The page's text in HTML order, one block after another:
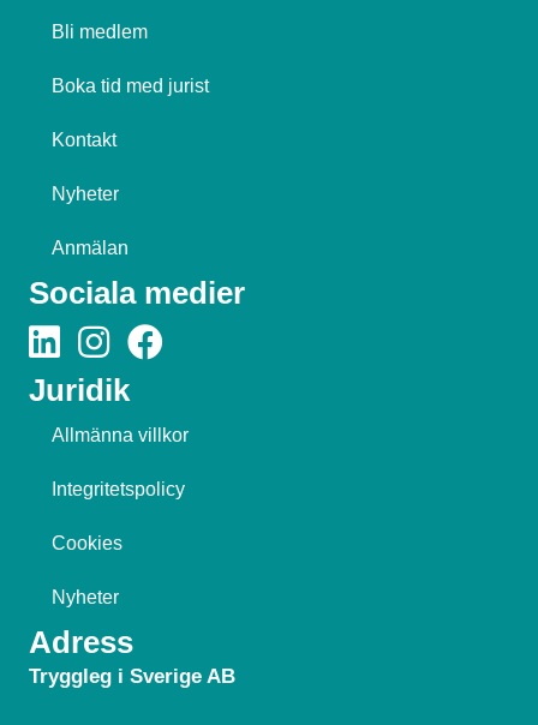
Bli medlem
Boka tid med jurist
Kontakt
Nyheter
Anmälan
Sociala medier
Juridik
Allmänna villkor
Integritetspolicy
Cookies
Nyheter
Adress
Tryggleg i Sverige AB